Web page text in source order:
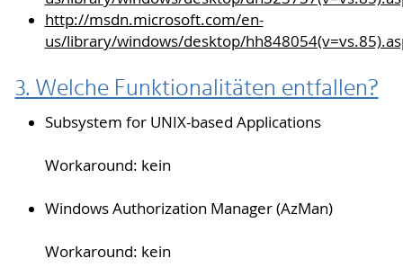
http://msdn.microsoft.com/en-
us/library/windows/desktop/
3. Welche Funktionalitäten entfallen?
Subsystem for UNIX-based Applications
Workaround: kein
Windows Authorization Manager (AzMan)
Workaround: kein